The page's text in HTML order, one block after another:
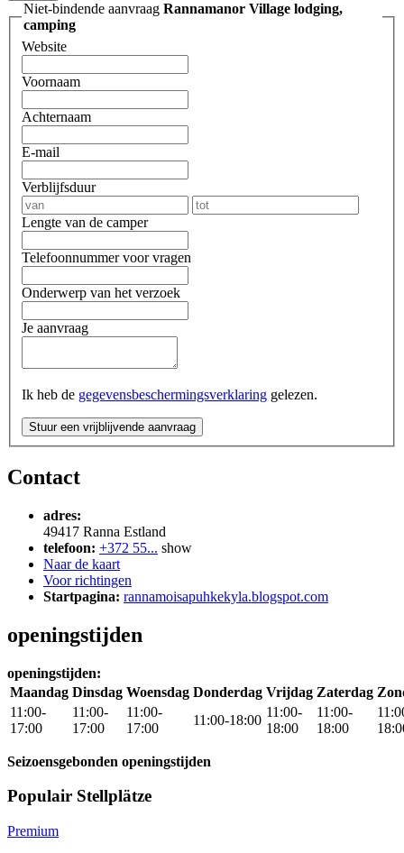
Niet-bindende aanvraag Rannamanor Village lodging,
camping
Website
Voornaam
Achternaam
E-mail
Verblijfsduur
Lengte van de camper
Telefoonnummer voor vragen
Onderwerp van het verzoek
Je aanvraag
Ik heb de gegevensbeschermingsverklaring gelezen.
Stuur een vrijblijvende aanvraag
Contact
adres:
49417 Ranna Estland
telefoon: +372 55... show
Naar de kaart
Voor richtingen
Startpagina: rannamoisapuhkekyla.blogspot.com
openingstijden
openingstijden:
Maandag Dinsdag Woensdag Donderdag Vrijdag Zaterdag
11:00-
17:00
11:00-
17:00
11:00-
17:00
11:00-18:00
11:00-
18:00
11:00-
18:00
Seizoensgebonden openingstijden
Populair Stellplätze
Premium